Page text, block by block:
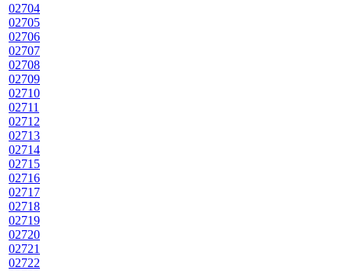
02704
02705
02706
02707
02708
02709
02710
02711
02712
02713
02714
02715
02716
02717
02718
02719
02720
02721
02722